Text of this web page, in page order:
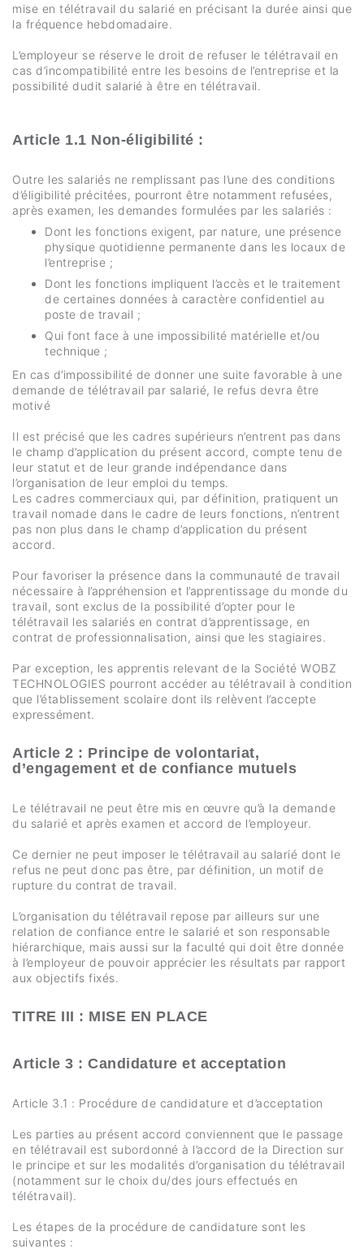
mise en télétravail du salarié en précisant la durée ainsi que
la fréquence hebdomadaire.
L’employeur se réserve le droit de refuser le télétravail en
cas d’incompatibilité entre les besoins de l’entreprise et la
possibilité dudit salarié à être en télétravail.
Article 1.1 Non-éligibilité :
Outre les salariés ne remplissant pas l’une des conditions
d’éligibilité précitées, pourront être notamment refusées,
après examen, les demandes formulées par les salariés :
Dont les fonctions exigent, par nature, une présence
physique quotidienne permanente dans les locaux de
l’entreprise ;
Dont les fonctions impliquent l’accès et le traitement
de certaines données à caractère confidentiel au
poste de travail ;
Qui font face à une impossibilité matérielle et/ou
technique ;
En cas d’impossibilité de donner une suite favorable à une
demande de télétravail par salarié, le refus devra être
motivé
Il est précisé que les cadres supérieurs n’entrent pas dans
le champ d’application du présent accord, compte tenu de
leur statut et de leur grande indépendance dans
l’organisation de leur emploi du temps.
Les cadres commerciaux qui, par définition, pratiquent un
travail nomade dans le cadre de leurs fonctions, n’entrent
pas non plus dans le champ d’application du présent
accord.
Pour favoriser la présence dans la communauté de travail
nécessaire à l’appréhension et l’apprentissage du monde du
travail, sont exclus de la possibilité d’opter pour le
télétravail les salariés en contrat d’apprentissage, en
contrat de professionnalisation, ainsi que les stagiaires.
Par exception, les apprentis relevant de la Société WOBZ
TECHNOLOGIES pourront accéder au télétravail à condition
que l’établissement scolaire dont ils relèvent l’accepte
expressément.
Article 2 : Principe de volontariat,
d’engagement et de confiance mutuels
Le télétravail ne peut être mis en œuvre qu’à la demande
du salarié et après examen et accord de l’employeur.
Ce dernier ne peut imposer le télétravail au salarié dont le
refus ne peut donc pas être, par définition, un motif de
rupture du contrat de travail.
L’organisation du télétravail repose par ailleurs sur une
relation de confiance entre le salarié et son responsable
hiérarchique, mais aussi sur la faculté qui doit être donnée
à l’employeur de pouvoir apprécier les résultats par rapport
aux objectifs fixés.
TITRE III : MISE EN PLACE
Article 3 : Candidature et acceptation
Article 3.1 : Procédure de candidature et d’acceptation
Les parties au présent accord conviennent que le passage
en télétravail est subordonné à l’accord de la Direction sur
le principe et sur les modalités d’organisation du télétravail
(notamment sur le choix du/des jours effectués en
télétravail).
Les étapes de la procédure de candidature sont les
suivantes :